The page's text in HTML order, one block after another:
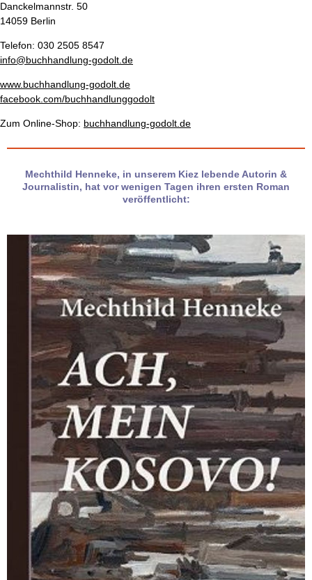
Danckelmannstr. 50
14059 Berlin
Telefon: 030 2505 8547
info@buchhandlung-godolt.de
www.buchhandlung-godolt.de
facebook.com/buchhandlunggodolt
Zum Online-Shop: buchhandlung-godolt.de
Mechthild Henneke, in unserem Kiez lebende Autorin &
Journalistin, hat vor wenigen Tagen ihren ersten Roman
veröffentlicht: